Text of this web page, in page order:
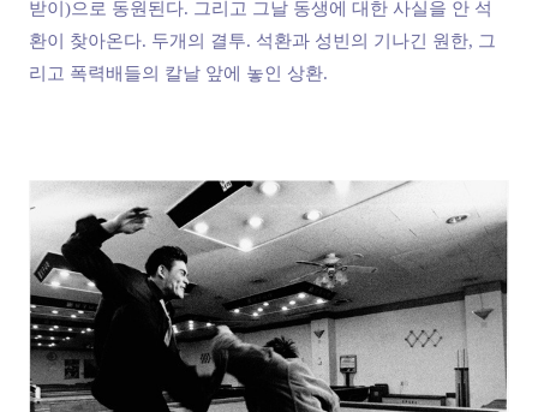
받이)으로 동원된다. 그리고 그날 동생에 대한 사실을 안 석
환이 찾아온다. 두개의 결투. 석환과 성빈의 기나긴 원한, 그
리고 폭력배들의 칼날 앞에 놓인 상환.